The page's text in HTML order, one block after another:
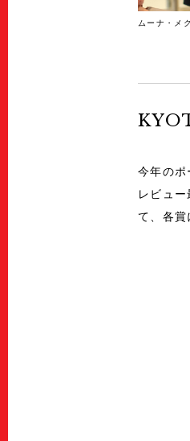
ムーナ・
今年のポ
レビュ
て、各賞